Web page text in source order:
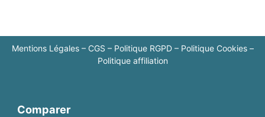
Mentions Légales– CGS – Politique RGPD– Politique Cookies–
Politique affiliation
Comparer